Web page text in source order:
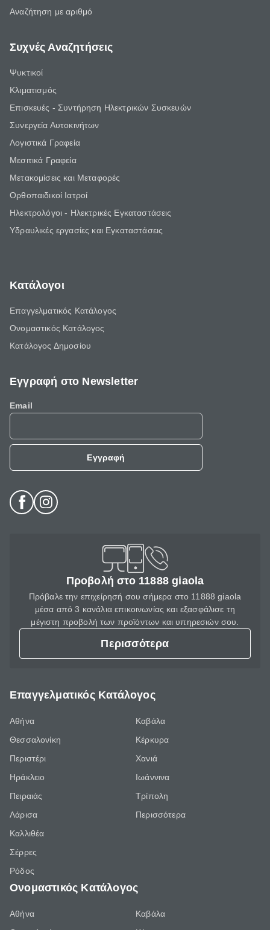
Αναζήτηση με αριθμό
Συχνές Αναζητήσεις
Ψυκτικοί
Κλιματισμός
Επισκευές - Συντήρηση Ηλεκτρικών Συσκευών
Συνεργεία Αυτοκινήτων
Λογιστικά Γραφεία
Μεσιτικά Γραφεία
Μετακομίσεις και Μεταφορές
Ορθοπαιδικοί Ιατροί
Ηλεκτρολόγοι - Ηλεκτρικές Εγκαταστάσεις
Υδραυλικές εργασίες και Εγκαταστάσεις
Κατάλογοι
Επαγγελματικός Κατάλογος
Ονομαστικός Κατάλογος
Κατάλογος Δημοσίου
Εγγραφή στο Newsletter
Email
Εγγραφή
Προβολή στο 11888 giaola
Πρόβαλε την επιχείρησή σου σήμερα στο 11888 giaola
μέσα από 3 κανάλια επικοινωνίας και εξασφάλισε τη
μέγιστη προβολή των προϊόντων και υπηρεσιών σου.
Περισσότερα
Επαγγελματικός Κατάλογος
Αθήνα
Θεσσαλονίκη
Περιστέρι
Ηράκλειο
Πειραιάς
Λάρισα
Καλλιθέα
Σέρρες
Ρόδος
Καβάλα
Κέρκυρα
Χανιά
Ιωάννινα
Τρίπολη
Περισσότερα
Ονομαστικός Κατάλογος
Αθήνα
Καβάλα